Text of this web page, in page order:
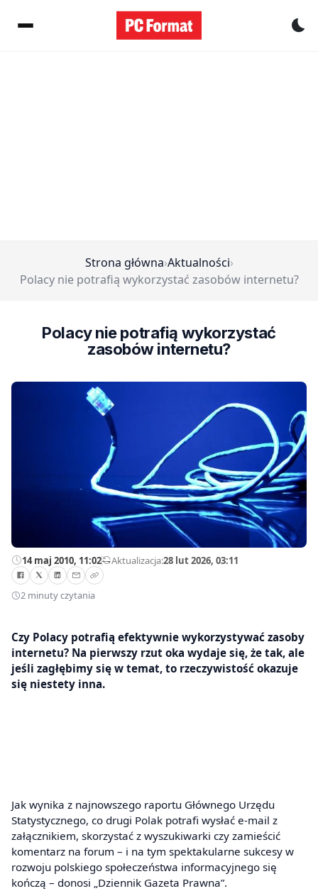
Strona główna›Aktualności›
Polacy nie potrafią wykorzystać zasobów internetu?
Polacy nie potrafią wykorzystać
zasobów internetu?
14 maj 2010, 11:02—Aktualizacja:28 lut 2026, 03:11
2 minuty czytania
Czy Polacy potrafią efektywnie wykorzystywać zasoby
internetu? Na pierwszy rzut oka wydaje się, że tak, ale
jeśli zagłębimy się w temat, to rzeczywistość okazuje
się niestety inna.
Jak wynika z najnowszego raportu Głównego Urzędu
Statystycznego, co drugi Polak potrafi wysłać e-mail z
załącznikiem, skorzystać z wyszukiwarki czy zamieścić
komentarz na forum – i na tym spektakularne sukcesy w
rozwoju polskiego społeczeństwa informacyjnego się
kończą – donosi „Dziennik Gazeta Prawna”.